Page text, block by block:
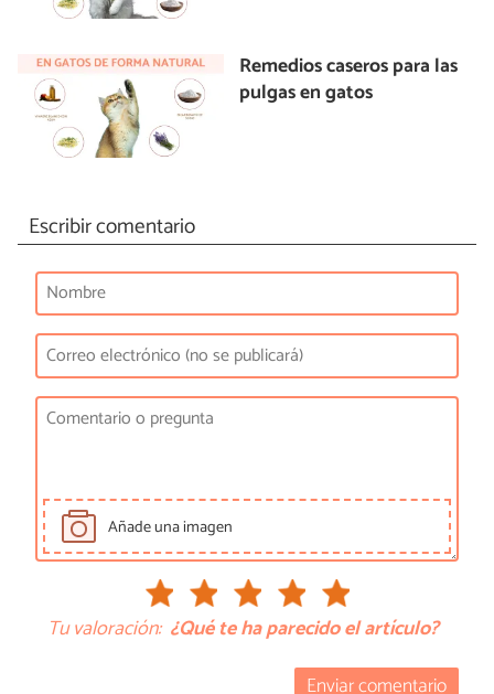
Remedios caseros para las
pulgas en gatos
Escribir comentario
Añade una imagen
Tu valoración: ¿Qué te ha parecido el artículo?
Enviar comentario